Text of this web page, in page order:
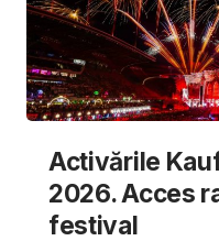
Activările
2026. Acces
festival